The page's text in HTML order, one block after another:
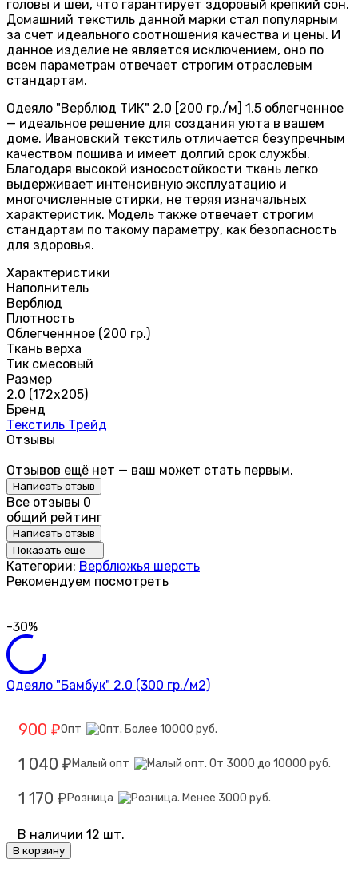
головы и шеи, что гарантирует здоровый крепкий сон.
Домашний текстиль данной марки стал популярным
за счет идеального соотношения качества и цены. И
данное изделие не является исключением, оно по
всем параметрам отвечает строгим отраслевым
стандартам.
Одеяло "Верблюд ТИК" 2,0 [200 гр./м] 1,5 облегченное
— идеальное решение для создания уюта в вашем
доме. Ивановский текстиль отличается безупречным
качеством пошива и имеет долгий срок службы.
Благодаря высокой износостойкости ткань легко
выдерживает интенсивную эксплуатацию и
многочисленные стирки, не теряя изначальных
характеристик. Модель также отвечает строгим
стандартам по такому параметру, как безопасность
для здоровья.
Характеристики
Наполнитель
Верблюд
Плотность
Облегченнное (200 гр.)
Ткань верха
Тик смесовый
Размер
2.0 (172х205)
Бренд
Текстиль Трейд
Отзывы
Отзывов ещё нет — ваш может стать первым.
Написать отзыв
Все отзывы 0
общий рейтинг
Написать отзыв
Показать ещё
Категории: Верблюжья шерсть
Рекомендуем посмотреть
-30%
Одеяло "Бамбук" 2.0 (300 гр./м2)
900 ₽Опт
1 040 ₽ Малый опт
1 170 ₽ Розница
В наличии 12 шт.
В корзину